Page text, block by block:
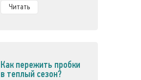
Читать
Как пережить пробки
в теплый сезон?